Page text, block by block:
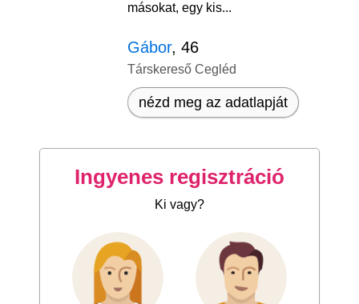
másokat, egy kis...
Gábor, 46
Társkereső Cegléd
nézd meg az adatlapját
Ingyenes regisztráció
Ki vagy?